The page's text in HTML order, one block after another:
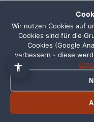
Wir nutzen Cookies auf
Cookies sind für die
Cookies (Google
verbessern - diese